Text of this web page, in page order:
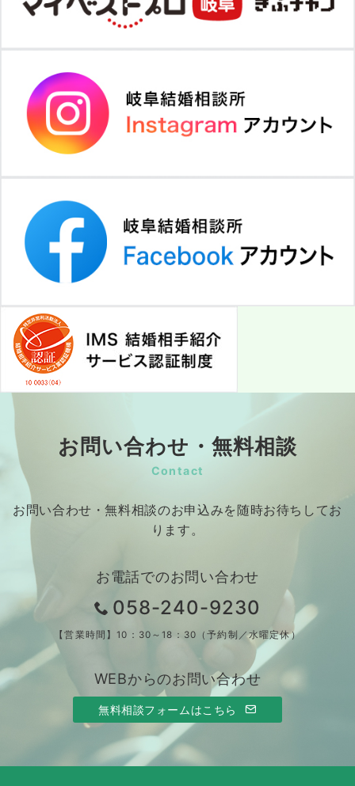
お問い合わせ・無料相談
Contact
お問い合わせ・無料相談のお申込みを随時お待ちしてお
ります。
お電話でのお問い合わせ
058-240-9230
【営業時間】10：30～18：30（予約制／水曜定休）
WEBからのお問い合わせ
無料相談フォームはこちら